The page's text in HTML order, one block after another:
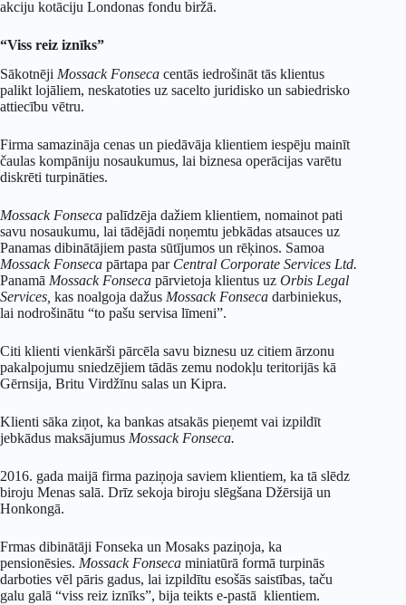
akciju kotāciju Londonas fondu biržā.
“Viss reiz iznīks”
Sākotnēji Mossack Fonseca centās iedrošināt tās klientus
palikt lojāliem, neskatoties uz sacelto juridisko un sabiedrisko
attiecību vētru.
Firma samazināja cenas un piedāvāja klientiem iespēju mainīt
čaulas kompāniju nosaukumus, lai biznesa operācijas varētu
diskrēti turpināties.
Mossack Fonseca palīdzēja dažiem klientiem, nomainot pati
savu nosaukumu, lai tādējādi noņemtu jebkādas atsauces uz
Panamas dibinātājiem pasta sūtījumos un rēķinos. Samoa
Mossack Fonseca pārtapa par Central Corporate Services Ltd.
Panamā Mossack Fonseca pārvietoja klientus uz Orbis Legal
Services, kas noalgoja dažus Mossack Fonseca darbiniekus,
lai nodrošinātu “to pašu servisa līmeni”.
Citi klienti vienkārši pārcēla savu biznesu uz citiem ārzonu
pakalpojumu sniedzējiem tādās zemu nodokļu teritorijās kā
Gērnsija, Britu Virdžīnu salas un Kipra.
Klienti sāka ziņot, ka bankas atsakās pieņemt vai izpildīt
jebkādus maksājumus Mossack Fonseca.
2016. gada maijā firma paziņoja saviem klientiem, ka tā slēdz
biroju Menas salā. Drīz sekoja biroju slēgšana Džērsijā un
Honkongā.
Frmas dibinātāji Fonseka un Mosaks paziņoja, ka
pensionēsies. Mossack Fonseca miniatūrā formā turpinās
darboties vēl pāris gadus, lai izpildītu esošās saistības, taču
galu galā “viss reiz iznīks”, bija teikts e-pastā klientiem.